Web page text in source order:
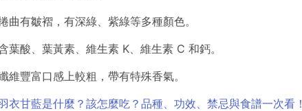
曲有皺褶，有深綠、紫綠等多種顏色。
葉酸、葉黃素、維生素 K、維生素 C 和鈣。
維豐富口感上較粗，帶有特殊香氣。
衣甘藍是什麼？該怎麼吃？品種、功效、禁忌與食譜一次看！